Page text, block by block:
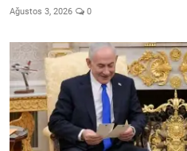
Ağustos 3, 2026 0